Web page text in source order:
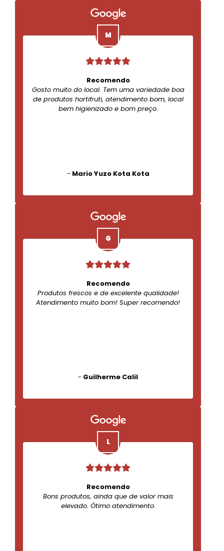
Recomendo
Gosto muito do local. Tem uma variedade boa
de produtos hortifruti, atendimento bom, local
bem higienizado e bom preço.
- Mario Yuzo Kota Kota
Recomendo
Produtos frescos e de excelente qualidade!
Atendimento muito bom! Super recomendo!
- Guilherme Calil
Recomendo
Bons produtos, ainda que de valor mais
elevado. Ótimo atendimento.